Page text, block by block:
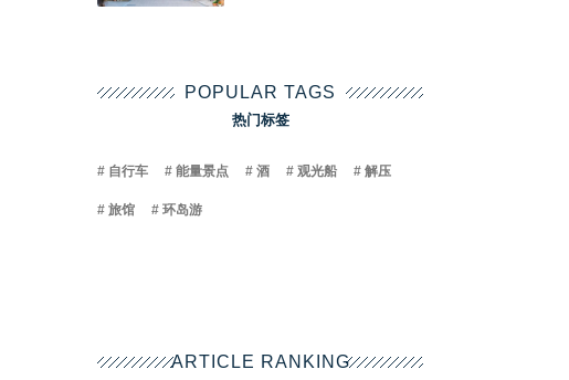
POPULAR TAGS
热门标签
自行车 能量景点 酒 观光船 解压
旅馆 环岛游
ARTICLE RANKING